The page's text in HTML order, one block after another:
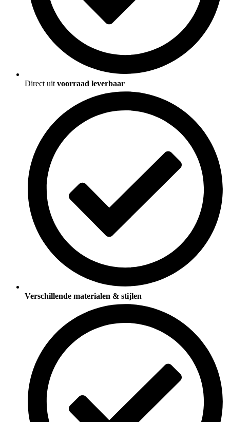
Direct uit voorraad leverbaar
Verschillende materialen & stijlen